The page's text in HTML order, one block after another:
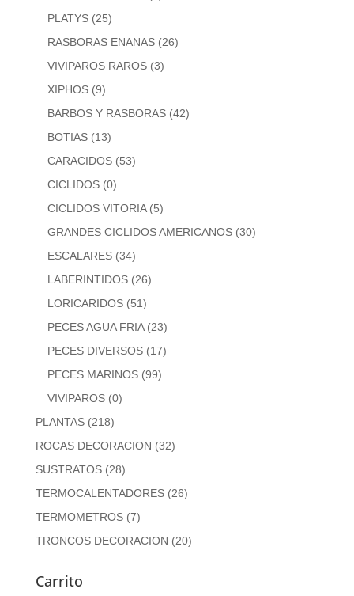
PLATYS (25)
RASBORAS ENANAS (26)
VIVIPAROS RAROS (3)
XIPHOS (9)
BARBOS Y RASBORAS (42)
BOTIAS (13)
CARACIDOS (53)
CICLIDOS (0)
CICLIDOS VITORIA (5)
GRANDES CICLIDOS AMERICANOS (30)
ESCALARES (34)
LABERINTIDOS (26)
LORICARIDOS (51)
PECES AGUA FRIA (23)
PECES DIVERSOS (17)
PECES MARINOS (99)
VIVIPAROS (0)
PLANTAS (218)
ROCAS DECORACION (32)
SUSTRATOS (28)
TERMOCALENTADORES (26)
TERMOMETROS (7)
TRONCOS DECORACION (20)
Carrito